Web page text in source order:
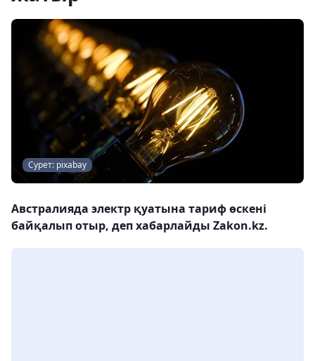
Сурет: pixabay
Австралияда электр қуатына тариф өскені
байқалып отыр, деп хабарлайды Zakon.kz.